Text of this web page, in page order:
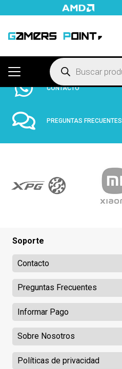
Búsqueda
de
productos
HASTA 12 CUOTAS FIJAS
CONTACTO
PREGUNTAS FRECUENTES
Soporte
Contacto
Preguntas Frecuentes
Informar Pago
Sobre Nosotros
Políticas de privacidad